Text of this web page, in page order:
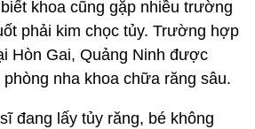
khoa cũng gặp nhiều trường
phải kim chọc tủy. Trường hợp
Hòn Gai, Quảng Ninh được
nha khoa chữa răng sâu.
đang lấy tủy răng, bé không